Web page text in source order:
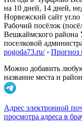
на 10 дней, 14 дней,
Норвежский сайт yr.no
Рабочий посёлок
Вешкаймского района
поселковой
pogoda73.ru/› Прогноз
Можно добавить
название места и
Адрес электронной
просмотра адреса в